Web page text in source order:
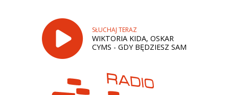
SŁUCHAJ TERAZ
WIKTORIA KIDA, OSKAR
CYMS - GDY BĘDZIESZ SAM